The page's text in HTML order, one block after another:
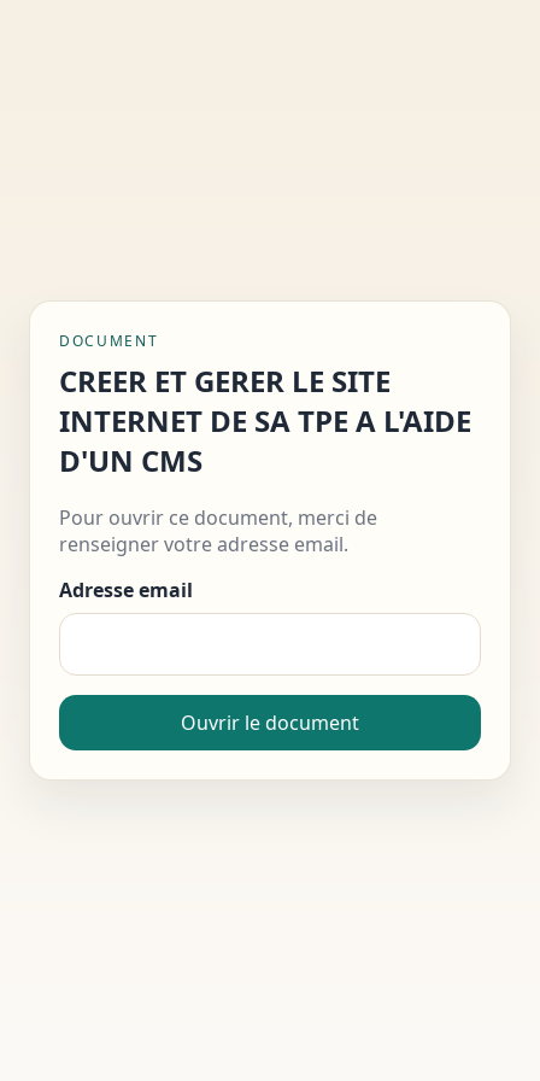
DOCUMENT
CREER ET GERER LE SITE
INTERNET DE SA TPE A L'AIDE
D'UN CMS
Pour ouvrir ce document, merci de
renseigner votre adresse email.
Adresse email
Ouvrir le document